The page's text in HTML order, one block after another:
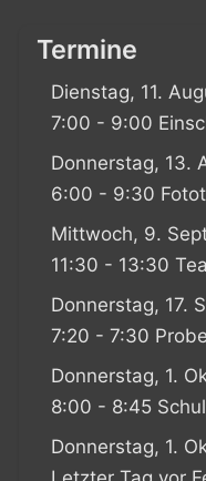
Termine
Dienstag, 11.
7:00 - 9:00
Donnerstag, 13.
6:00 - 9:30
Mittwoch, 9.
11:30 - 13:30
Donnerstag, 17.
7:20 - 7:30
Donnerstag, 1.
8:00 - 8:45
Donnerstag, 1.